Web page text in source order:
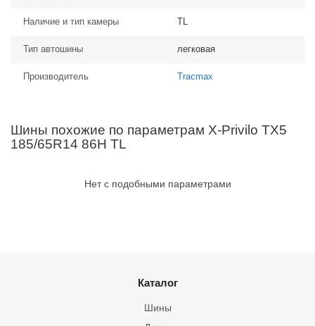
Наличие и тип камеры TL
Тип автошины легковая
Производитель Tracmax
Шины похожие по параметрам X-Privilo TX5
185/65R14 86H TL
Нет с подобными параметрами
Каталог
Шины